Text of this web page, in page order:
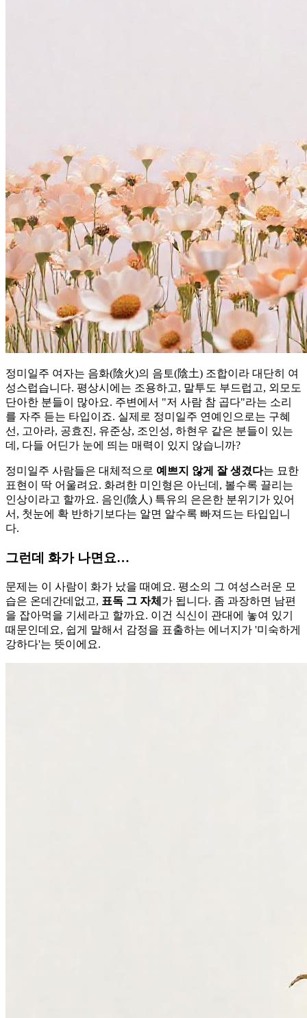
정미일주 여자는 음화(陰火)의 음토(陰土) 조합이라 대단히 여
성스럽습니다. 평상시에는 조용하고, 말투도 부드럽고, 외모도
단아한 분들이 많아요. 주변에서 "저 사람 참 곱다"라는 소리
를 자주 듣는 타입이죠. 실제로 정미일주 연예인으로는 구혜
선, 고아라, 공효진, 유준상, 조인성, 하현우 같은 분들이 있는
데, 다들 어딘가 눈에 띄는 매력이 있지 않습니까?
정미일주 사람들은 대체적으로 예쁘지 않게 잘 생겼다는 묘한
표현이 딱 어울려요. 화려한 미인형은 아닌데, 볼수록 끌리는
인상이라고 할까요. 음인(陰人) 특유의 은은한 분위기가 있어
서, 첫눈에 확 반하기보다는 알면 알수록 빠져드는 타입입니
다.
그런데 화가 나면요…
문제는 이 사람이 화가 났을 때예요. 평소의 그 여성스러운 모
습은 온데간데없고, 표독 그 자체 가 됩니다. 좀 과장하면 남편
을 잡아먹을 기세라고 할까요. 이건 식신이 관대에 놓여 있기
때문인데요, 쉽게 말해서 감정을 표출하는 에너지가 '미숙하게
강하다'는 뜻이에요.